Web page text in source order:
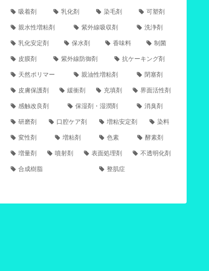
吸着剤 乳化剤 染毛剤 可塑剤
親水性増粘剤 紫外線吸収剤 洗浄剤
乳化安定剤 保水剤 香味料 制菌
皮膜剤 紫外線防御剤 抗ケーキング剤
天然ポリマー 親油性増粘剤 閉塞剤
皮膚保護剤 緩衝剤 充填剤 界面活性剤
感触改良剤 保湿剤・湿潤剤 消臭剤
研磨剤 口腔ケア剤 増粘安定剤 染料
変性剤 増粘剤 色素 酵素剤
増量剤 噴射剤 表面処理剤 不透明化剤
合成樹脂 整肌症